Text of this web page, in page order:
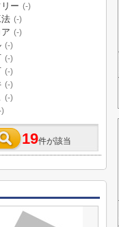
ー (-)
(-)
(-)
(-)
(-)
(-)
(-)
(-)
)
19件が該当